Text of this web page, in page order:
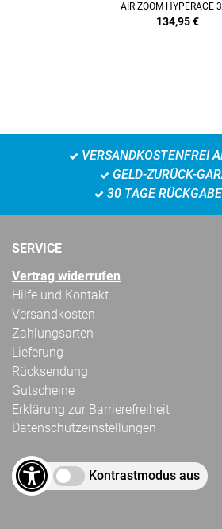
AIR ZOOM HYPERACE
134,95€
VERSANDKOSTENFREI
GELD-ZURÜCK-
30 TAGE
SERVICE
Vertrag widerrufen
Hilfe und Kontakt
Versandkosten
Zahlungsarten
Lieferung
Rücksendung
Gutscheine
Erklärung zur Barrierefreiheit
Datenschutzeinstellungen
Kontrastmodus aus